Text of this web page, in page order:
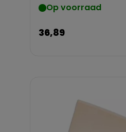
Op voorraad
36,89